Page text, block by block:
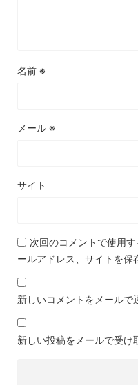
名前 ※
メール ※
サイト
次回のコメントで使用
ールアドレス、サイトを保
新しいコメントをメールで
新しい投稿をメールで受け